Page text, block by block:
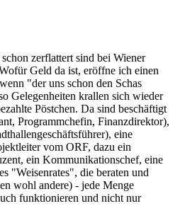
zerflattert sind bei Wiener
Geld da ist, eröffne ich einen
"der uns schon den Schas
Gelegenheiten krallen sich wieder
Pöstchen. Da sind beschäftigt
Programmchefin, Finanzdirektor),
eine
vom ORF, dazu ein
ein Kommunikationschef, eine
"Weisenrates", die beraten und
wohl andere) - jede Menge
funktionieren und nicht nur